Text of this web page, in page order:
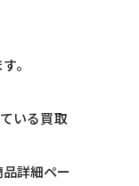
。
いる買取
詳細ペー